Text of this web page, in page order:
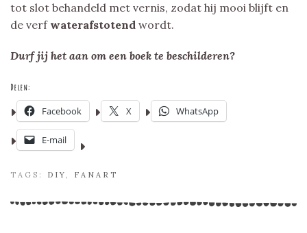
tot slot behandeld met vernis, zodat hij mooi blijft en
de verf waterafstotend wordt.
Durf jij het aan om een boek te beschilderen?
Delen:
Facebook X WhatsApp
E-mail
TAGS: DIY, FANART